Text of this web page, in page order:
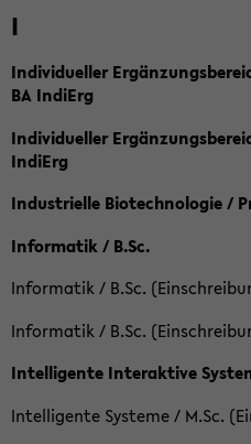
I
Individueller
BA IndiErg
Individueller
IndiErg
Industrielle Biotechnologie /
Informatik / B.Sc.
Informatik / B.Sc.
Informatik / B.Sc.
Intelligente Interaktive
Intelligente Systeme / M.Sc.